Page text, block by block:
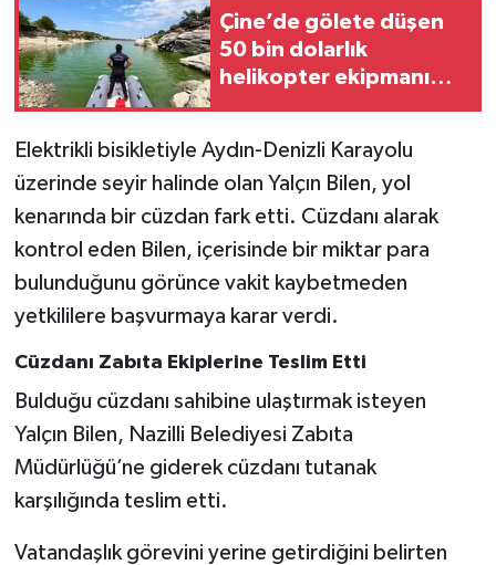
Çine’de gölete düşen
50 bin dolarlık
helikopter ekipmanı
Elektrikli bisikletiyle Aydın-Denizli Karayolu
üzerinde seyir halinde olan Yalçın Bilen, yol
kenarında bir cüzdan fark etti. Cüzdanı alarak
kontrol eden Bilen, içerisinde bir miktar para
bulunduğunu görünce vakit kaybetmeden
yetkililere başvurmaya karar verdi.
Cüzdanı Zabıta Ekiplerine Teslim Etti
Bulduğu cüzdanı sahibine ulaştırmak isteyen
Yalçın Bilen, Nazilli Belediyesi Zabıta
Müdürlüğü’ne giderek cüzdanı tutanak
karşılığında teslim etti.
Vatandaşlık görevini yerine getirdiğini belirten